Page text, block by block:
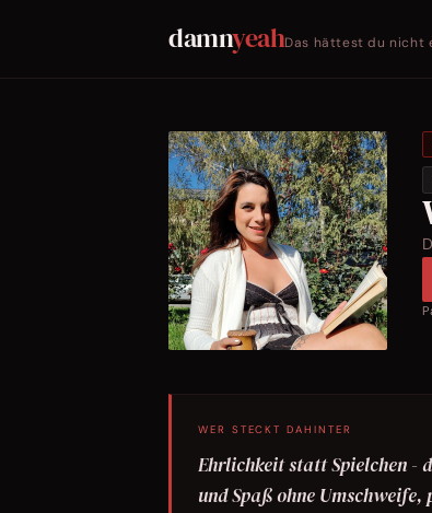
damnyeahDas hättest du nicht
WER STECKT DAHINTER
Ehrlichkeit statt Spielchen -
und Spaß ohne